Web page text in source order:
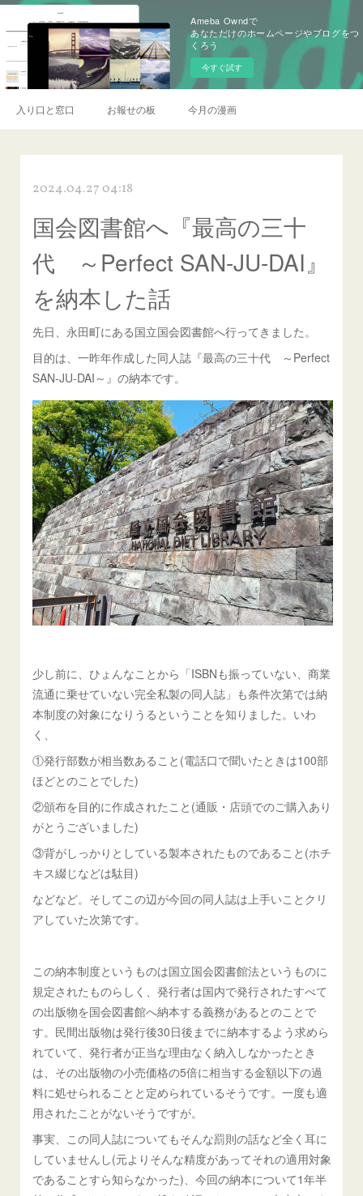
Ameba Owndで
あなただけのホームページやブログをつ
くろう
今すぐ試す
入り口と窓口 お報せの板 今月の漫画
2024.04.27 04:18
国会図書館へ『最高の三十
代 ～Perfect SAN-JU-DAI』
を納本した話
先日、永田町にある国立国会図書館へ行ってきました。
目的は、一昨年作成した同人誌『最高の三十代 ～Perfect
SAN-JU-DAI～』の納本です。
少し前に、ひょんなことから「ISBNも振っていない、商業
流通に乗せていない完全私製の同人誌」も条件次第では納
本制度の対象になりうるということを知りました。いわ
く、
①発行部数が相当数あること(電話口で聞いたときは100部
ほどとのことでした)
②頒布を目的に作成されたこと(通販・店頭でのご購入あり
がとうございました)
③背がしっかりとしている製本されたものであること(ホチ
キス綴じなどは駄目)
などなど。そしてこの辺が今回の同人誌は上手いことクリ
アしていた次第です。
この納本制度というものは国立国会図書館法というものに
規定されたものらしく、発行者は国内で発行されたすべて
の出版物を国会図書館へ納本する義務があるとのことで
す。民間出版物は発行後30日後までに納本するよう求めら
れていて、発行者が正当な理由なく納入しなかったとき
は、その出版物の小売価格の5倍に相当する金額以下の過
料に処せられることと定められているそうです。一度も適
用されたことがないそうですが。
事実、この同人誌についてもそんな罰則の話など全く耳に
していませんし(元よりそんな精度があってそれの適用対象
であることすら知らなかった)、今回の納本について1年半